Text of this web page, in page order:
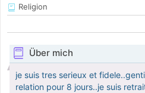
Religion
Über mich
je suis tres serieux et
relation pour 8 jours..je suis